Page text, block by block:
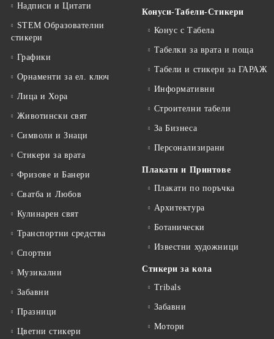
Надписи и Цитати
STEM Образователни
стикери
Графики
Орнаменти за ел. ключ
Лица и Хора
Животински свят
Символи и Знаци
Стикери за врата
Фризове и Банери
Сватба и Любов
Кулинарен свят
Транспортни средства
Спортни
Музикални
Забавни
Празници
Цветни стикери
Конуси-Табели-Стикери
Конус с Табела
Табелки за врата и поща
Табели и стикери за ГАРАЖ
Информативни
Строителни табели
За Бизнеса
Персонализирани
Плакати и Принтове
Плакати по поръчка
Архитектура
Ботанически
Известни художници
Стикери за кола
Tribals
Забавни
Мотори